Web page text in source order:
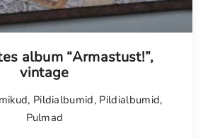
album “Armastust!”,
vintage
, Pildialbumid, Pildialbumid,
Pulmad